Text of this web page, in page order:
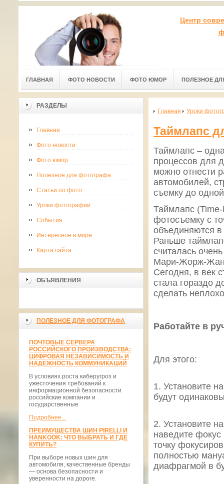
Центр
ГЛАВНАЯ ФОТО НОВОСТИ ФОТО ЮМОР ПОЛЕЗНОЕ
РАЗДЕЛЫ
Главная
Фото новости
Фото юмор
Полезное для фотографа
Статьи по фото
Уроки фотографии
События
Интересное в мире
Карта сайта
ОБЪЯВЛЕНИЯ
ПОЛЕЗНОЕ ДЛЯ ФОТОГРАФА
ПОЧТОВЫЕ СЕРВЕРА
РОССИЙСКОГО ПРОИЗВОДСТВА:
ЦИФРОВАЯ НЕЗАВИСИМОСТЬ И
НАДЕЖНОСТЬ КОММУНИКАЦИЙ
В условиях роста киберугроз и
ужесточения требований к
информационной безопасности
российские компании и
государственные
Подробнее...
ПРЕИМУЩЕСТВА ШИН PIRELLI И
HANKOOK: ЧТО ВЫБРАТЬ И ГДЕ
КУПИТЬ?
При выборе новых шин для
автомобиля, качественные бренды
— основа безопасности и
уверенности на дороге.
Главная Уроки
Таймлапс
Таймлапс –
процессов для
можно отнести
автомобилей,
съемку до
Таймлапс
фотосъемку с
объединяются
Раньше
считалась
Мари-Жорж-Жан
Сегодня, в век
стала гораздо
сделать
Работайте в
Для этого:
1. Установите
будут
2. Установите
наведите
точку
полностью
диафрагмой в